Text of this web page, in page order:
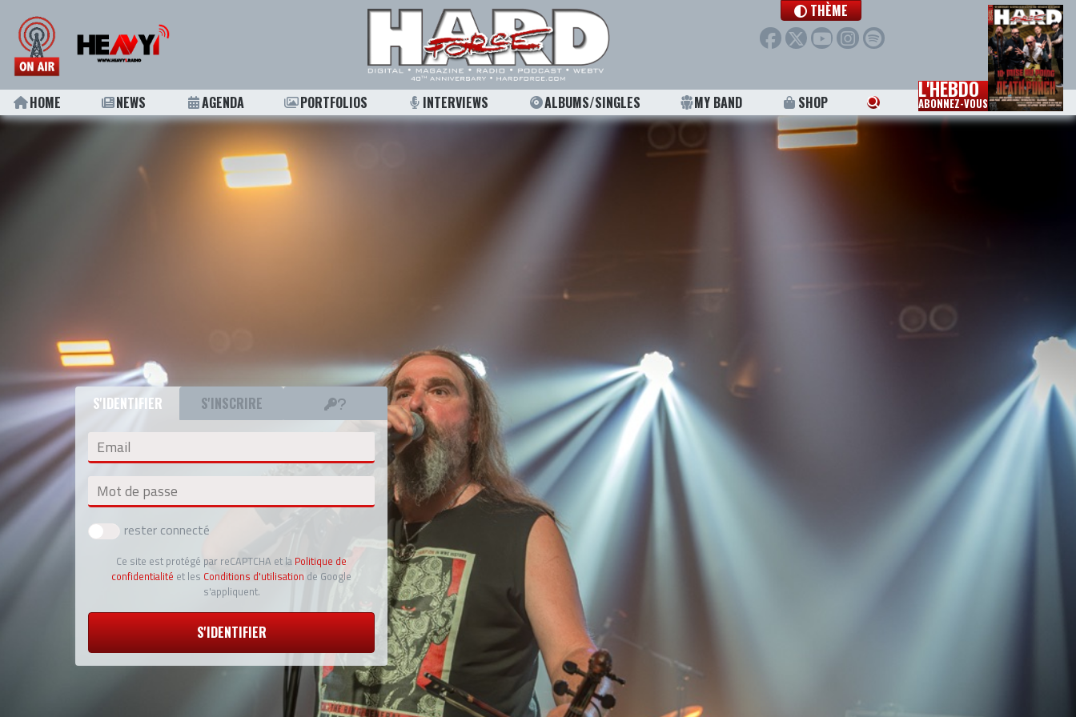
THÈME
HOME NEWS AGENDA PORTFOLIOS INTERVIEWS ALBUMS/SINGLES MY BAND SHOP L'HEBDO
ABONNEZ-VOUS
S'IDENTIFIER S'INSCRIRE
Email
Mot de passe
rester connecté
Ce site est protégé par reCAPTCHA et la Politique de
confidentialité et les Conditions d'utilisation de Google
s'appliquent.
S'IDENTIFIER